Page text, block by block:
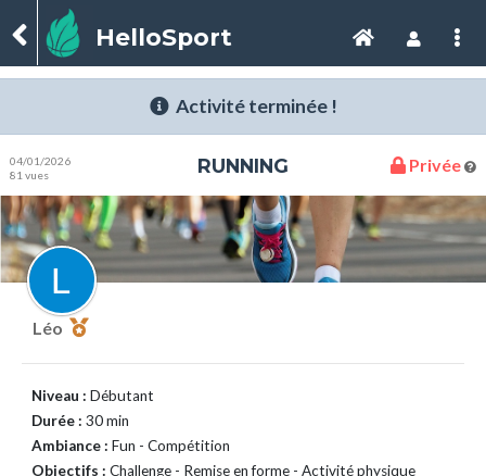
HelloSport
Activité terminée !
04/01/2026
81 vues
RUNNING Privée
Léo
Niveau : Débutant
Durée : 30 min
Ambiance : Fun - Compétition
Objectifs : Challenge - Remise en forme - Activité physique